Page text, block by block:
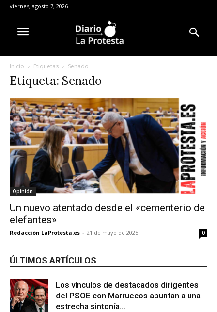
viernes, agosto 7, 2026
Inicio Etiquetas Senado
Etiqueta: Senado
Opinión
Un nuevo atentado desde el «cementerio de
elefantes»
Redacción LaProtesta.es - 21 de mayo de 2025 0
ÚLTIMOS ARTÍCULOS
Los vínculos de destacados dirigentes
del PSOE con Marruecos apuntan a una
estrecha sintonía...